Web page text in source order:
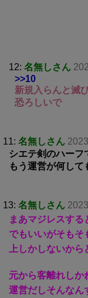
12: 名無しさん
>>10
新規入らんと滅
恐ろしいで
11: 名無しさん
シエテ剣のハーフ
もう運営が何して
13: 名無しさん
まあマジレスす
でもいいがそもそ
上しかしないか
元から客離れしか
運営だしそんなん